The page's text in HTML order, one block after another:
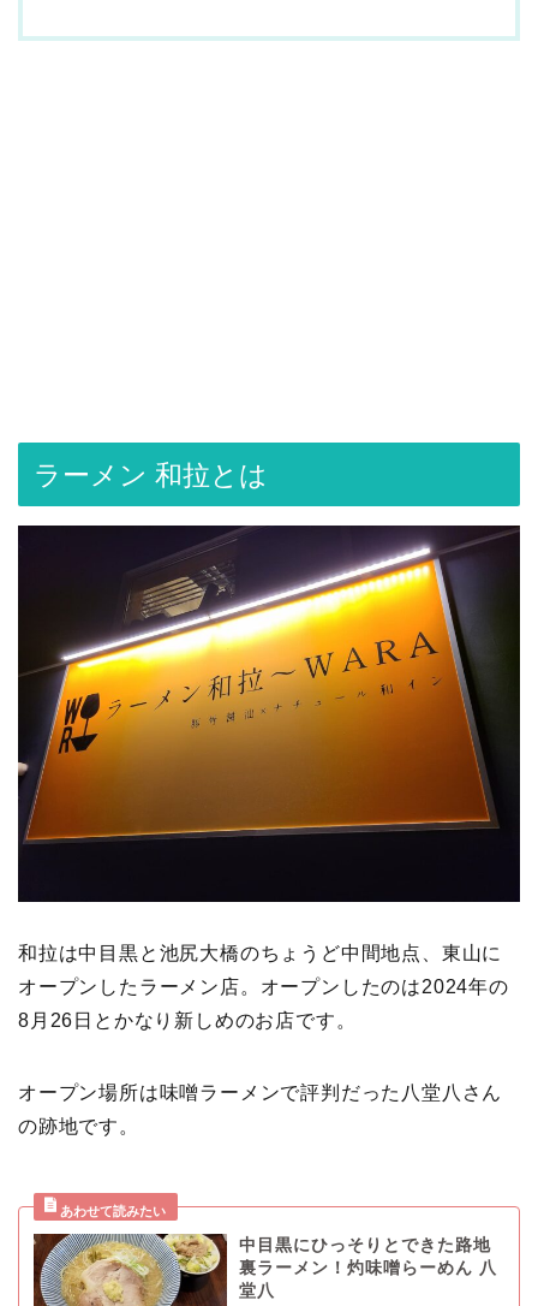
ラーメン 和拉とは
和拉は中目黒と池尻大橋のちょうど中間地点、東山に
オープンしたラーメン店。オープンしたのは2024年の
8月26日とかなり新しめのお店です。
オープン場所は味噌ラーメンで評判だった八堂八さん
の跡地です。
中目黒にひっそりとできた路地
裏ラーメン！灼味噌らーめん 八
堂八